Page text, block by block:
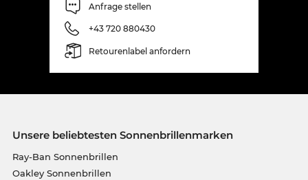
Anfrage stellen
+43 720 880430
Retourenlabel anfordern
Unsere beliebtesten Sonnenbrillenmarken
Ray-Ban Sonnenbrillen
Oakley Sonnenbrillen